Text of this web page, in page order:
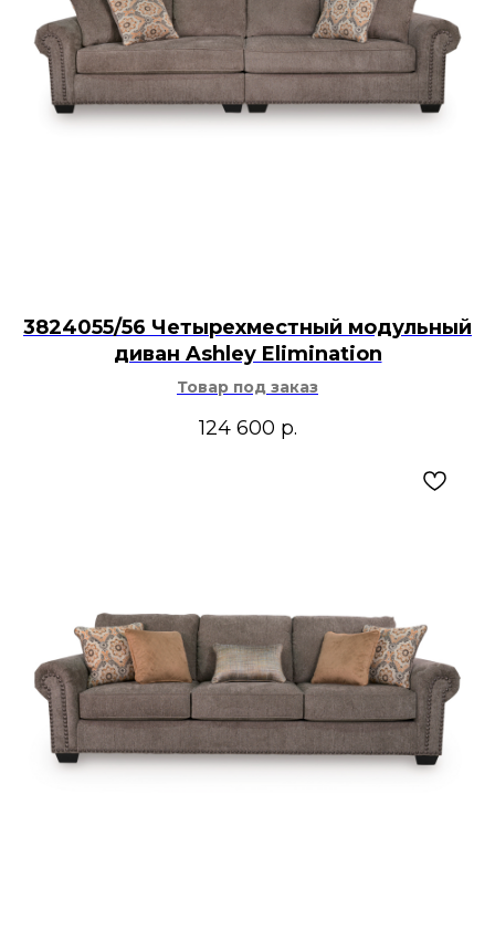
3824055/56 Четырехместный модульный
диван Ashley Elimination
Товар под заказ
124 600 р.